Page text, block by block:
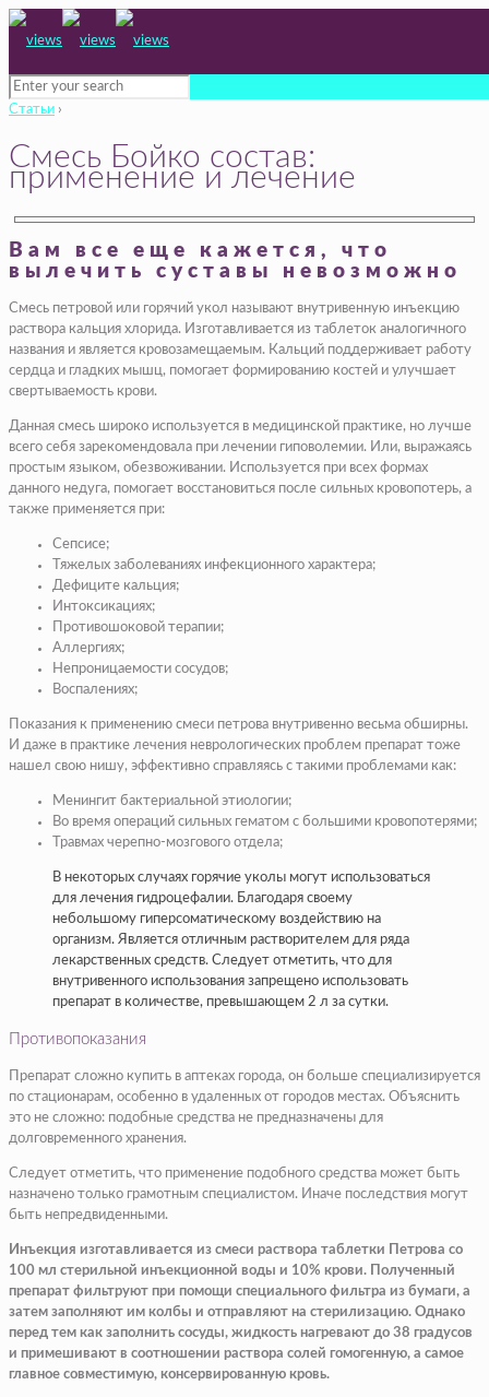
Статьи ›
Смесь Бойко состав:
применение и лечение
Вам все еще кажется, что
вылечить суставы невозможно
Смесь петровой или горячий укол называют внутривенную инъекцию
раствора кальция хлорида. Изготавливается из таблеток аналогичного
названия и является кровозамещаемым. Кальций поддерживает работу
сердца и гладких мышц, помогает формированию костей и улучшает
свертываемость крови.
Данная смесь широко используется в медицинской практике, но лучше
всего себя зарекомендовала при лечении гиповолемии. Или, выражаясь
простым языком, обезвоживании. Используется при всех формах
данного недуга, помогает восстановиться после сильных кровопотерь, а
также применяется при:
Сепсисе;
Тяжелых заболеваниях инфекционного характера;
Дефиците кальция;
Интоксикациях;
Противошоковой терапии;
Аллергиях;
Непроницаемости сосудов;
Воспалениях;
Показания к применению смеси петрова внутривенно весьма обширны.
И даже в практике лечения неврологических проблем препарат тоже
нашел свою нишу, эффективно справляясь с такими проблемами как:
Менингит бактериальной этиологии;
Во время операций сильных гематом с большими кровопотерями;
Травмах черепно-мозгового отдела;
В некоторых случаях горячие уколы могут использоваться
для лечения гидроцефалии. Благодаря своему
небольшому гиперсоматическому воздействию на
организм. Является отличным растворителем для ряда
лекарственных средств. Следует отметить, что для
внутривенного использования запрещено использовать
препарат в количестве, превышающем 2 л за сутки.
Противопоказания
Препарат сложно купить в аптеках города, он больше специализируется
по стационарам, особенно в удаленных от городов местах. Объяснить
это не сложно: подобные средства не предназначены для
долговременного хранения.
Следует отметить, что применение подобного средства может быть
назначено только грамотным специалистом. Иначе последствия могут
быть непредвиденными.
Инъекция изготавливается из смеси раствора таблетки Петрова со
100 мл стерильной инъекционной воды и 10% крови. Полученный
препарат фильтруют при помощи специального фильтра из бумаги, а
затем заполняют им колбы и отправляют на стерилизацию. Однако
перед тем как заполнить сосуды, жидкость нагревают до 38 градусов
и примешивают в соотношении раствора солей гомогенную, а самое
главное совместимую, консервированную кровь.